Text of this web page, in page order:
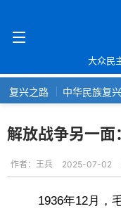
大众民
复兴之路 中华民族复兴
解放战争另一面
作者： 王兵 2025-07-02
1936年12月，